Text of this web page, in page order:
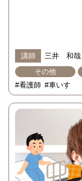
講師
三井 和哉
その他
#看護師 #車いす